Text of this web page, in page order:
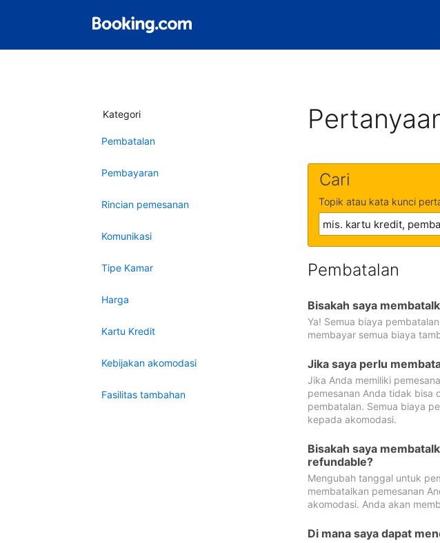
Kategori
Pembatalan
Pembayaran
Rincian pemesanan
Komunikasi
Tipe Kamar
Harga
Kartu Kredit
Kebijakan akomodasi
Fasilitas tambahan
Cari
Topik atau kata kunci
Pembatalan
Bisakah saya
Ya! Semua biaya
membayar semua biaya
Jika saya perlu
Jika Anda memiliki
pemesanan Anda tidak bisa
pembatalan. Semua biaya
kepada akomodasi.
Bisakah saya
refundable?
Mengubah tanggal untuk
membatalkan pemesanan
akomodasi. Anda akan
Di mana saya dapat